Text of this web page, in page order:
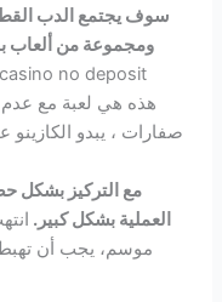
سوف يجتمع الدب
ومجموعة من ألعاب
no deposit
صفارات ، يبدو الكازينو
مع التركيز بشكل
العملية بشكل كبير.
موسم، يجب أن تهبط